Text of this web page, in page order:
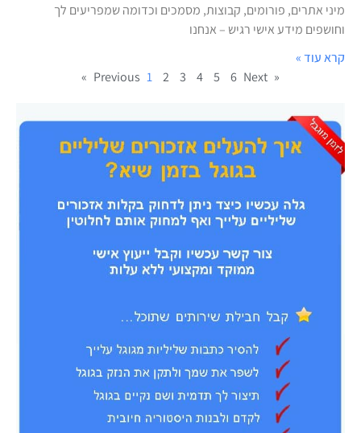
מיני אתרים, פורומים, קבוצות, מסמכים וכדומה שמפריעים לך
וחושפים מידע אישי רגיש – אנחנו
קרא עוד »
« Previous
1 2 3 4 5 6 Next »